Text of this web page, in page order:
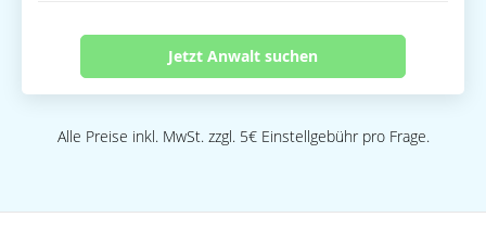
Jetzt Anwalt suchen
Alle Preise inkl. MwSt. zzgl. 5€ Einstellgebühr pro Frage.